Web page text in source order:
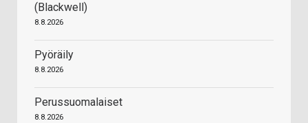
(Blackwell)
8.8.2026
Pyöräily
8.8.2026
Perussuomalaiset
8.8.2026